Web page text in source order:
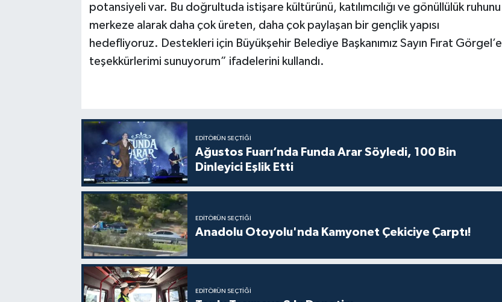
potansiyeli var. Bu doğrultuda istişare kültürünü, katılımcılığı ve gönüllülük ruhunu
merkeze alarak daha çok üreten, daha çok paylaşan bir gençlik yapısı
hedefliyoruz. Destekleri için Büyükşehir Belediye Başkanımız Sayın Fırat Görgel’e
teşekkürlerimi sunuyorum” ifadelerini kullandı.
EDITÖRÜN SEÇTIĞI
Ağustos Fuarı’nda Funda Arar Söyledi, 100 Bin
Dinleyici Eşlik Etti
EDITÖRÜN SEÇTIĞI
Anadolu Otoyolu'nda Kamyonet Çekiciye Çarptı!
EDITÖRÜN SEÇTIĞI